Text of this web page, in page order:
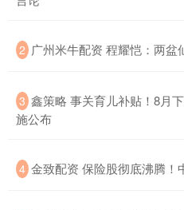
2 广州米牛配资 程耀恺：两盆
3 鑫策略 事关育儿补贴！8月
施公布
4 金致配资 保险股彻底沸腾！